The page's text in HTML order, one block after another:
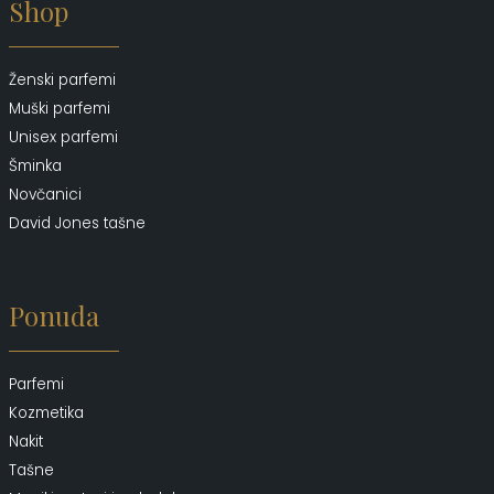
Rumenilo
Ruž za usne
Senka za oči
Setovi šminke
Sjaj za usne
Tečni puder
Shop
Ženski parfemi
Muški parfemi
Unisex parfemi
Šminka
Novčanici
David Jones tašne
Ponuda
Parfemi
Kozmetika
Nakit
Tašne